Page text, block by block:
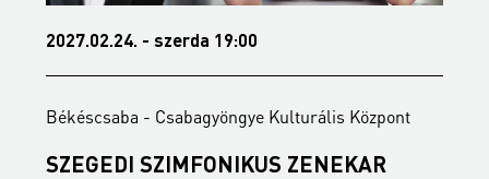
2027.02.24. - szerda 19:00
Békéscsaba - Csabagyöngye Kulturális Központ
SZEGEDI SZIMFONIKUS ZENEKAR